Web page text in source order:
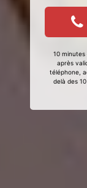
10
après
téléphone,
delà des